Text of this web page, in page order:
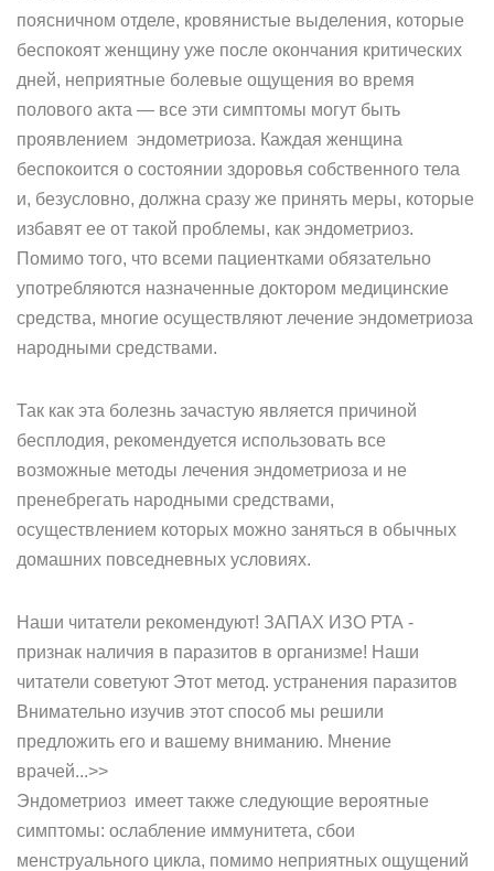
поясничном отделе, кровянистые выделения, которые
беспокоят женщину уже после окончания критических
дней, неприятные болевые ощущения во время
полового акта — все эти симптомы могут быть
проявлением эндометриоза. Каждая женщина
беспокоится о состоянии здоровья собственного тела
и, безусловно, должна сразу же принять меры, которые
избавят ее от такой проблемы, как эндометриоз.
Помимо того, что всеми пациентками обязательно
употребляются назначенные доктором медицинские
средства, многие осуществляют лечение эндометриоза
народными средствами.
Так как эта болезнь зачастую является причиной
бесплодия, рекомендуется использовать все
возможные методы лечения эндометриоза и не
пренебрегать народными средствами,
осуществлением которых можно заняться в обычных
домашних повседневных условиях.
Наши читатели рекомендуют! ЗАПАХ ИЗО РТА -
признак наличия в паразитов в организме! Наши
читатели советуют Этот метод. устранения паразитов
Внимательно изучив этот способ мы решили
предложить его и вашему вниманию. Мнение
врачей...>>
Эндометриоз имеет также следующие вероятные
симптомы: ослабление иммунитета, сбои
менструального цикла, помимо неприятных ощущений